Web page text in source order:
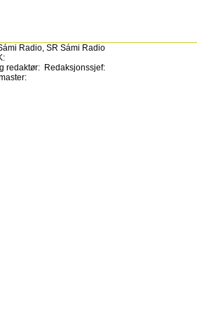
Radio, SR Sámi Radio
redaktør: Redaksjonssjef: